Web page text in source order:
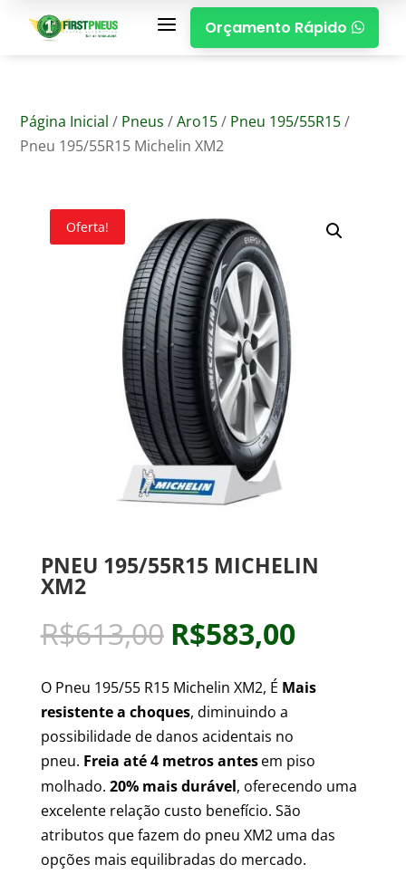
a Orçamento Rápido 
Página Inicial / Pneus /Aro15/ Pneu 195/55R15/
Pneu 195/55R15 Michelin XM2
Oferta!
PNEU 195/55R15 MICHELIN
XM2
R$613,00 R$583,00
O Pneu 195/55 R15 Michelin XM2, É Mais
resistente a choques, diminuindo a
possibilidade de danos acidentais no
pneu. Freia até 4 metros antesem piso
molhado. 20% mais durável, oferecendo uma
excelente relação custo benefício. São
atributos que fazem do pneu XM2 uma das
opções mais equilibradas do mercado.